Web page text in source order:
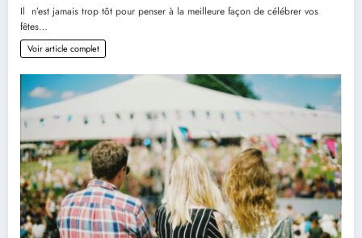
Il n’est jamais trop tôt pour penser à la meilleure façon de célébrer vos
fêtes…
Voir article complet